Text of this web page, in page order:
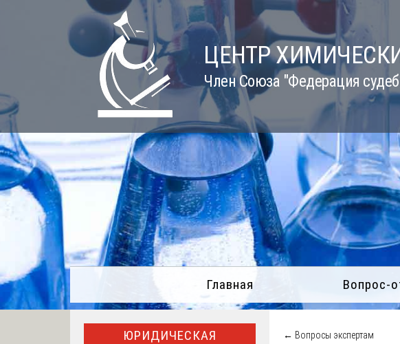
ЦЕНТР
Член Союза "Федерация
Главная Вопрос-
← Вопросы экспертам
ЮРИДИЧЕСКАЯ